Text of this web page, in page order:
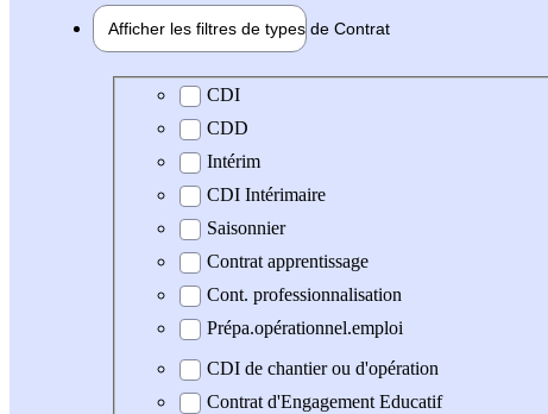
Afficher les filtres de types de Contrat
Type de contrat
CDI
CDD
Intérim
CDI Intérimaire
Saisonnier
Contrat apprentissage
Cont. professionnalisation
Prépa.opérationnel.emploi
CDI de chantier ou d'opération
Contrat d'Engagement Educatif